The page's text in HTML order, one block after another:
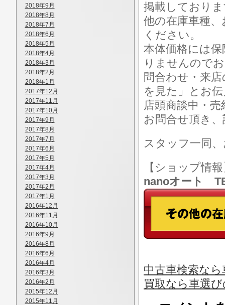
2018年9月
2018年8月
2018年7月
2018年6月
2018年5月
2018年4月
2018年3月
2018年2月
2018年1月
2017年12月
2017年11月
2017年10月
2017年9月
2017年8月
2017年7月
2017年6月
2017年5月
2017年4月
2017年3月
2017年2月
2017年1月
2016年12月
2016年11月
2016年10月
2016年9月
2016年8月
2016年6月
2016年4月
2016年3月
2016年2月
2015年12月
2015年11月
掲載しており
他の在庫車種
ください。
本体価格には
りませんので
問合わせ・来
を見た」とお
店頭商談中・
お問合せ頂き
スタッフ一同
【ショップ情
nanoオート
中古車検索な
買取なら車選